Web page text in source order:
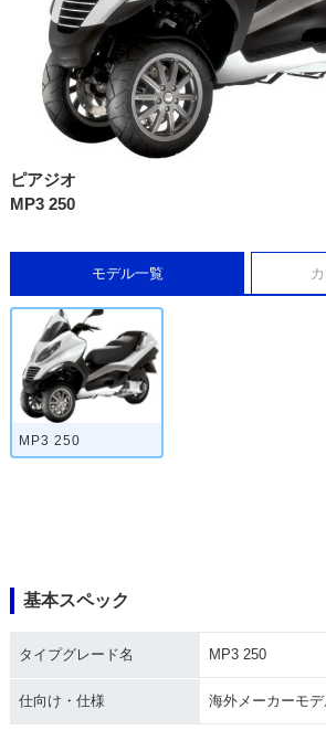
ピアジオ
MP3 250
モデル一覧
MP3 250
基本スペック
タイプグレード名 MP3 250
仕向け・仕様 海外メーカーモ